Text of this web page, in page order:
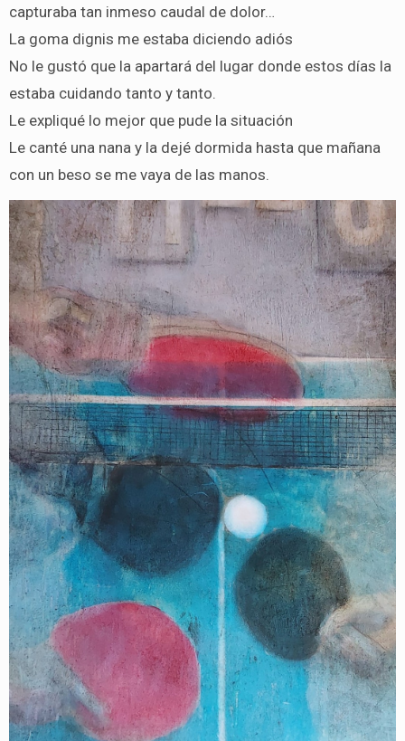
capturaba tan inmeso caudal de dolor…
La goma dignis me estaba diciendo adiós
No le gustó que la apartará del lugar donde estos días la
estaba cuidando tanto y tanto.
Le expliqué lo mejor que pude la situación
Le canté una nana y la dejé dormida hasta que mañana
con un beso se me vaya de las manos.